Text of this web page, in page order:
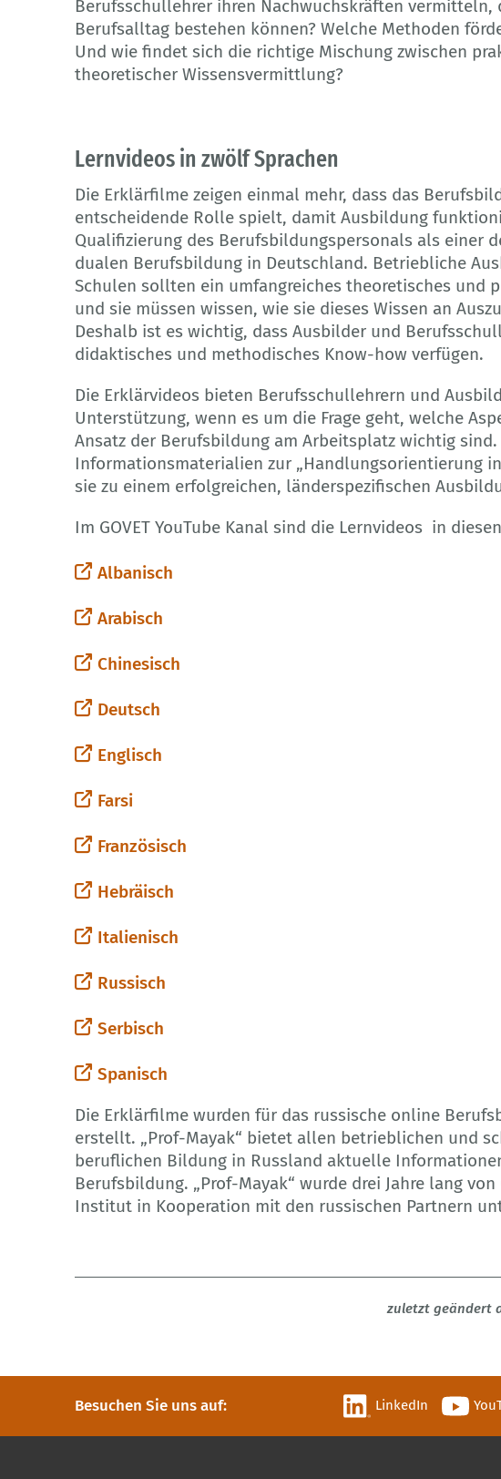
Berufsschullehrer ihren Nachwuchskräften vermitteln,
Berufsalltag bestehen können? Welche Methoden
Und wie findet sich die richtige Mischung zwischen
theoretischer Wissensvermittlung?
Lernvideos in zwölf Sprachen
Die Erklärfilme zeigen einmal mehr, dass das
entscheidende Rolle spielt, damit Ausbildung
Qualifizierung des Berufsbildungspersonals als einer
dualen Berufsbildung in Deutschland. Betriebliche
Schulen sollten ein umfangreiches theoretisches und
und sie müssen wissen, wie sie dieses Wissen an
Deshalb ist es wichtig, dass Ausbilder und
didaktisches und methodisches Know-how verfügen.
Die Erklärvideos bieten Berufsschullehrern und
Unterstützung, wenn es um die Frage geht, welche
Ansatz der Berufsbildung am Arbeitsplatz wichtig
Informationsmaterialien zur „Handlungsorientierung
sie zu einem erfolgreichen, länderspezifischen
Im GOVET YouTube Kanal sind die Lernvideos in
Albanisch
Arabisch
Chinesisch
Deutsch
Englisch
Farsi
Französisch
Hebräisch
Italienisch
Russisch
Serbisch
Spanisch
Die Erklärfilme wurden für das russische online
erstellt. „Prof-Mayak“ bietet allen betrieblichen und
beruflichen Bildung in Russland aktuelle
Berufsbildung. „Prof-Mayak“ wurde drei Jahre lang von
Institut in Kooperation mit den russischen Partnern
zuletzt geändert
Besuchen Sie uns auf: LinkedIn